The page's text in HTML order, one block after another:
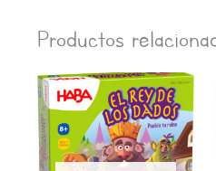
Productos